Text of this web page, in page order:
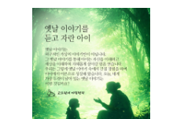
행복한가족
여행
9/24~9/26
건강명상법